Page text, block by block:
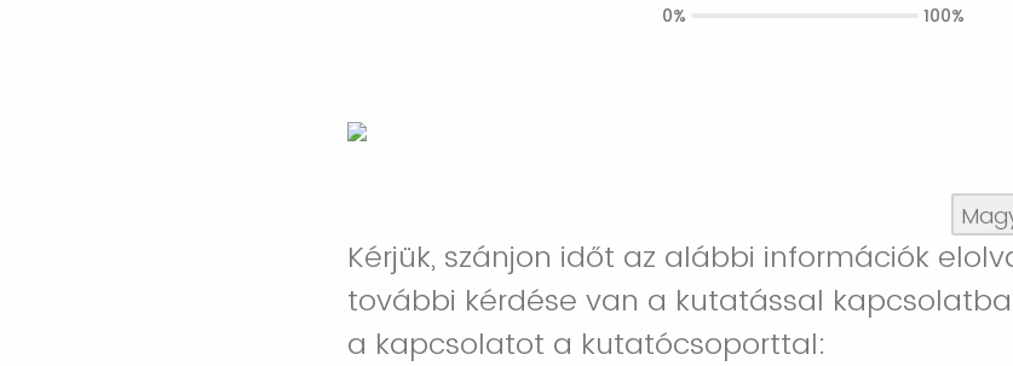
Kérjük, szánjon időt az alábbi információk
további kérdése van a kutatással
a kapcsolatot a kutatócsoporttal:
0% 100%